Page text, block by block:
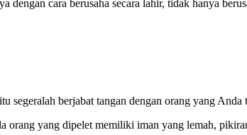
cara berusaha secara lahir, tidak hanya
segeralah berjabat tangan dengan orang yang Anda
orang yang dipelet memiliki iman yang lemah,